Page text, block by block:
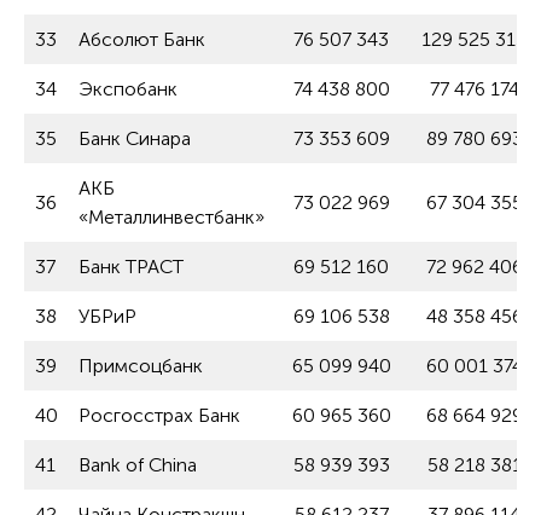
33 Абсолют Банк 76 507 343 129 525 315
34 Экспобанк 74 438 800 77 476 174
35 Банк Синара 73 353 609 89 780 693
36
АКБ
«Металлинвестбанк»
73 022 969 67 304 355
37 Банк ТРАСТ 69 512 160 72 962 406
38 УБРиР 69 106 538 48 358 456
39 Примсоцбанк 65 099 940 60 001 374
40 Росгосстрах Банк 60 965 360 68 664 929
41 Bank of China 58 939 393 58 218 381